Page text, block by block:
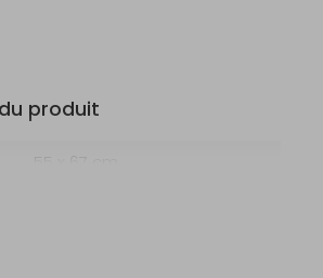
produit